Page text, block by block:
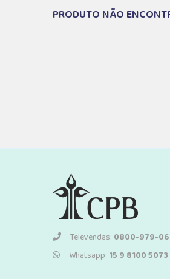
PRODUTO NÃO
Televendas: 0800-979-
Whatsapp: 15 9 8100 5073